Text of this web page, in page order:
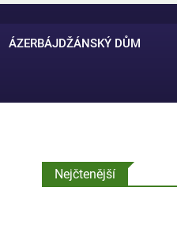
ÁZERBÁJDŽÁNSKÝ DŮM
Nejčtenější